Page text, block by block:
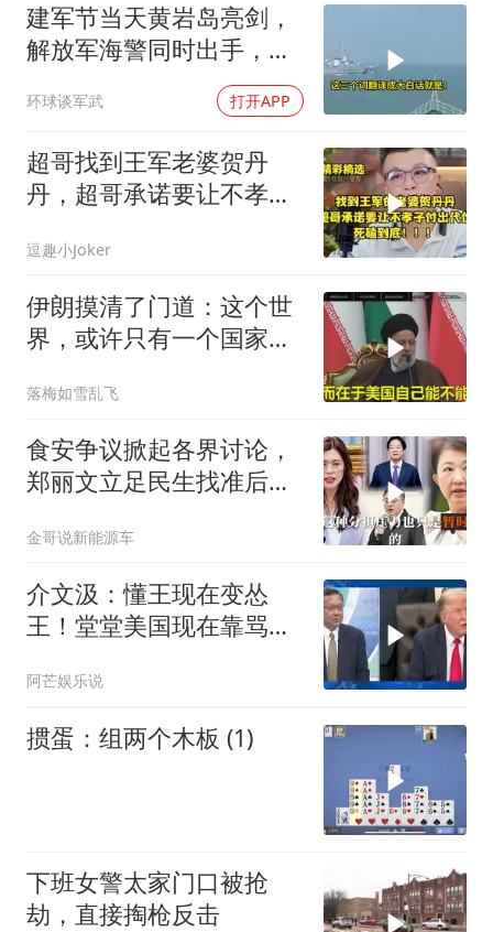
建军节当天黄岩岛亮剑，
解放军海警同时出手，菲
律宾的挑衅该收场了
环球谈军武 打开APP
超哥找到王军老婆贺丹
丹，超哥承诺要让不孝子
逗趣小Joker
伊朗摸清了门道：这个世
界，或许只有一个国家，
落梅如雪乱飞
食安争议掀起各界讨论，
郑丽文立足民生找准后续
金哥说新能源车
介文汲：懂王现在变怂
王！堂堂美国现在靠骂人
阿芒娱乐说
掼蛋：组两个木板 (1)
下班女警太家门口被抢
劫，直接掏枪反击